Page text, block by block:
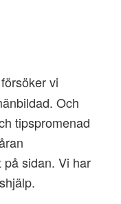
vi
Och
tipspromenad
sidan. Vi har